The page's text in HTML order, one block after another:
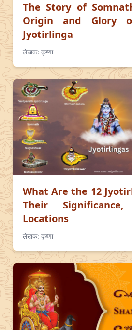
The Story of
Origin and Glory
Jyotirlinga
लेखक: कृष्णा
What Are the 12
Their
Locations
लेखक: कृष्णा